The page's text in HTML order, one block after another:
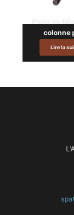
colonne
Lire la